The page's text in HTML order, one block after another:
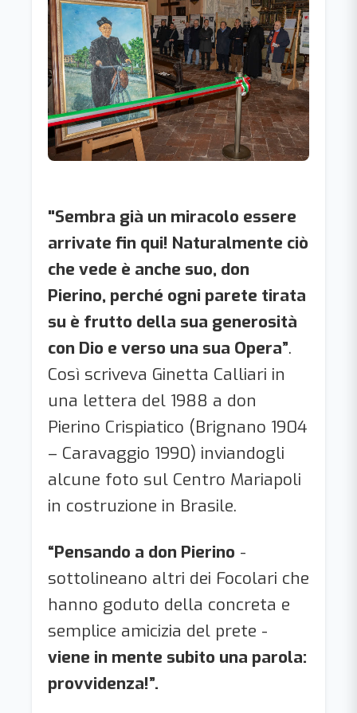
"Sembra già un miracolo essere
arrivate fin qui! Naturalmente ciò
che vede è anche suo, don
Pierino, perché ogni parete tirata
su è frutto della sua generosità
con Dio e verso una sua Opera”.
Così scriveva Ginetta Calliari in
una lettera del 1988 a don
Pierino Crispiatico (Brignano 1904
– Caravaggio 1990) inviandogli
alcune foto sul Centro Mariapoli
in costruzione in Brasile.
“Pensando a don Pierino -
sottolineano altri dei Focolari che
hanno goduto della concreta e
semplice amicizia del prete -
viene in mente subito una parola:
provvidenza!”.